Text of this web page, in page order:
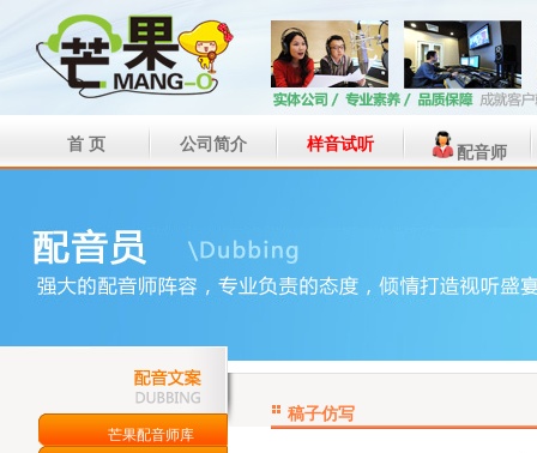
首 页 公司简介 样音试听 配音师
芒果配音师库
稿子仿写